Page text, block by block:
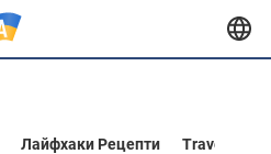
Лайфхаки Рецепти Travel